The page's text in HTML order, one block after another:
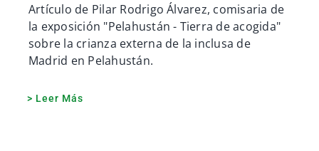
Artículo de Pilar Rodrigo Álvarez, comisaria de
la exposición "Pelahustán - Tierra de acogida"
sobre la crianza externa de la inclusa de
Madrid en Pelahustán.
> Leer Más